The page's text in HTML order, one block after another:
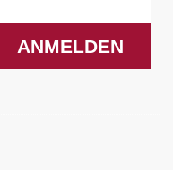
ANMELDEN